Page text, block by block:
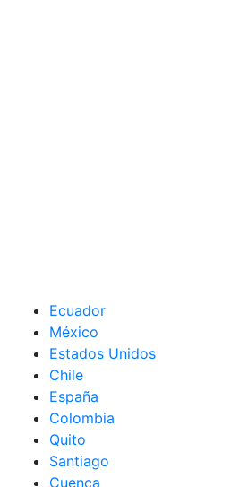
Ecuador
México
Estados Unidos
Chile
España
Colombia
Quito
Santiago
Cuenca